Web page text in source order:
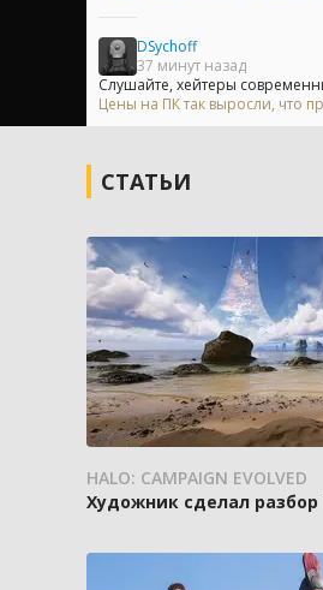
DSychoff
37 минут назад
Слушайте, хейтеры
Цены на ПК так выросли, что
СТАТЬИ
HALO: CAMPAIGN EVOLVED
Художник сделал разбор